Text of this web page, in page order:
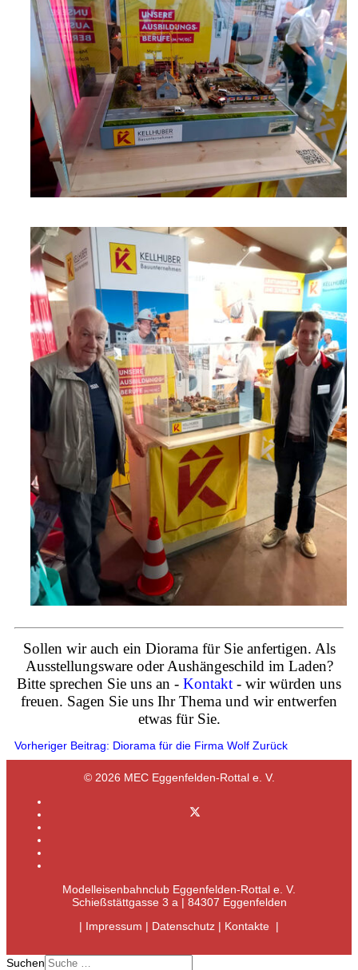
Sollen wir auch ein Diorama für Sie anfertigen. Als
Ausstellungsware oder Aushängeschild im Laden?
Bitte sprechen Sie uns an - Kontakt - wir würden uns
freuen. Sagen Sie uns Ihr Thema und wir entwerfen
etwas für Sie.
Vorheriger Beitrag: Diorama für die Firma Wolf Zurück
© 2026 MEC Eggenfelden-Rottal e. V.
Modelleisenbahnclub Eggenfelden-Rottal e. V.
Schießstättgasse 3 a | 84307 Eggenfelden
| Impressum | Datenschutz | Kontakte |
Suchen